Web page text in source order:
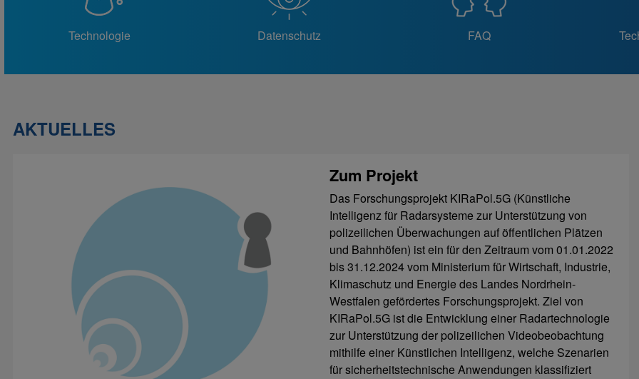
Technologie Datenschutz FAQ
AKTUELLES
Zum Projekt
Das Forschungsprojekt KIRaPol.5G (Künstliche
Intelligenz für Radarsysteme zur Unterstützung von
polizeilichen Überwachungen auf öffentlichen Plätzen
und Bahnhöfen) ist ein für den Zeitraum vom 01.01.2022
bis 31.12.2024 vom Ministerium für Wirtschaft, Industrie,
Klimaschutz und Energie des Landes Nordrhein-
Westfalen gefördertes Forschungsprojekt. Ziel von
KIRaPol.5G ist die Entwicklung einer Radartechnologie
zur Unterstützung der polizeilichen Videobeobachtung
mithilfe einer Künstlichen Intelligenz, welche Szenarien
für sicherheitstechnische Anwendungen klassifiziert